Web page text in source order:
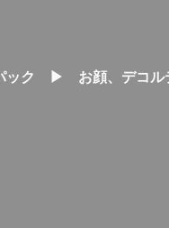
▶ お顔、デコル